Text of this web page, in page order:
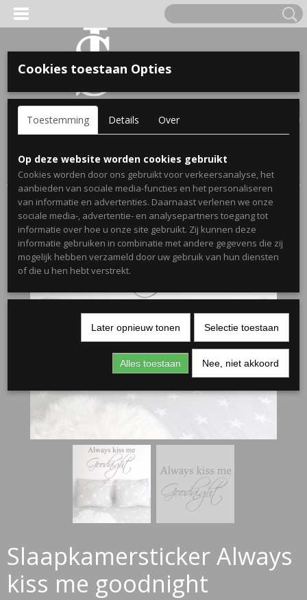
Inloggen Registreren
(0)
Home >Webshop>Stickers>Muurstickers Slaapkamer
Slaapkamersticker Always kiss me goodnight
Slaapkamersticker Always
kiss me goodnight
VOOR KINDEREN
OPA & OMA.
NAAM EN GEBOORTEJAAR
Cookies toestaan Opties
Toestemming Details Over
Op deze website worden cookies gebruikt
Cookies worden door ons gebruikt voor verkeersanalyse, het
aanbieden van sociale media-functies en het personaliseren
van informatie en advertenties. Daarnaast verlenen we onze
sociale media-, advertentie- en analysepartners toegang tot
informatie over hoe u onze site gebruikt. Zij kunnen deze
informatie gebruiken in combinatie met andere gegevens die zij
mogelijk hebben verzameld door uw gebruik van hun diensten
of die u hen hebt verstrekt.
Later opnieuw tonen Selectie toestaan
Alles toestaan Nee, niet akkoord